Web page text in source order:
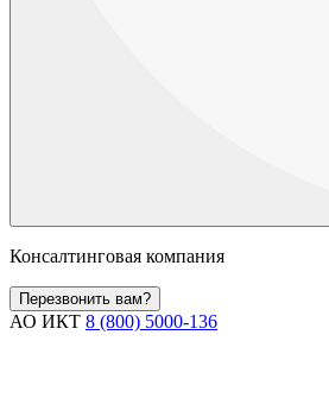
Консалтинговая компания
Перезвонить вам?
АО ИКТ 8 (800) 5000-136